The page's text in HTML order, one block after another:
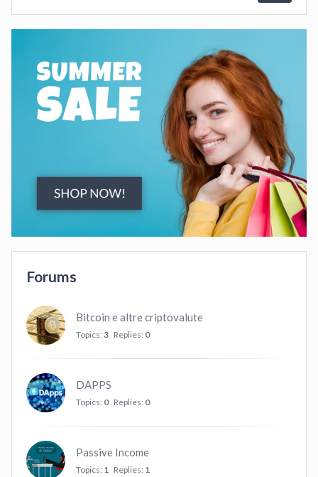
Forums
Bitcoin e altre criptovalute
Topics: 3 Replies: 0
DAPPS
Topics: 0 Replies: 0
Passive Income
Topics: 1 Replies: 1